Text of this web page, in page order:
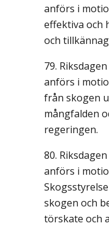
anförs i
effektiva och
och
anförs i
från skogen
mångfalden
regeringen.
anförs i
skogen och
törskate och